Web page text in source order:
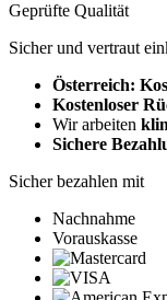
Geprüfte Qualität
Sicher und vertraut
Österreich:
Kostenloser
Wir arbeiten
Sichere
Sicher bezahlen mit
Nachnahme
Vorauskasse